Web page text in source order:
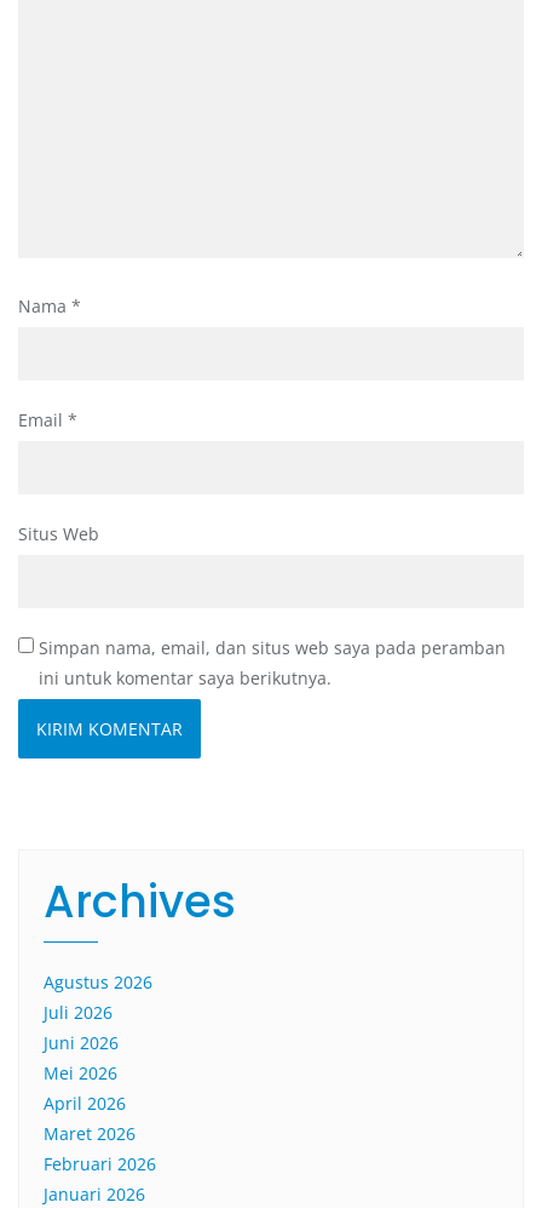
Nama *
Email *
Situs Web
Simpan nama, email, dan situs web saya pada peramban
ini untuk komentar saya berikutnya.
Archives
Agustus 2026
Juli 2026
Juni 2026
Mei 2026
April 2026
Maret 2026
Februari 2026
Januari 2026